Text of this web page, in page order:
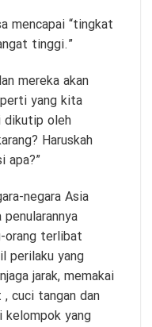
mencapai “tingkat
tinggi.”
mereka akan
yang kita
dikutip oleh
Haruskah
apa?”
negara Asia
orang terlibat
perilaku yang
jarak, memakai
cuci tangan dan
kelompok yang